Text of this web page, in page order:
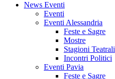
News Eventi
Eventi
Eventi Alessandria
Feste e Sagre
Mostre
Stagioni Teatrali
Incontri Politici
Eventi Pavia
Feste e Sagre